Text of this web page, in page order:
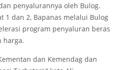
penyalurannya oleh Bulog.
1 dan 2, Bapanas melalui Bulog
program penyaluran beras
harga.
dan Kemendag dan